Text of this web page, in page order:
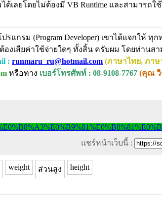
เลยโดยไม่ต้องมี VB Runtime และสามารถใ
แกรม (Program Developer) เขาได้แจกให้ ทุ
งเสียค่าใช้จ่ายใดๆ ทั้งสิ้น ครับผม โดยท่านส
: runmaru_ru@hotmail.com (ภาษาไทย, ภาษ
หรือทาง เบอร์โทรศัพท์ : 08-9108-7767 (คุณ
แชร์หน้าเว็บนี้ :
weight ส่วนสูง height